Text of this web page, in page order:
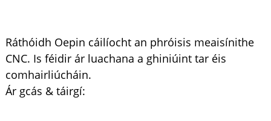
Ráthóidh Oepin cáilíocht an phróisis meaisínithe
CNC. Is féidir ár luachana a ghiniúint tar éis
comhairliúcháin.
Ár gcás & táirgí: